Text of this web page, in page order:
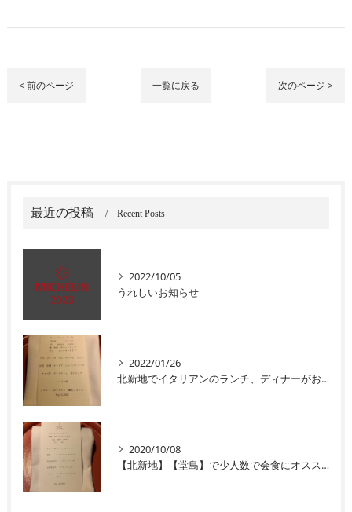
< 前のページ 一覧に戻る 次のページ >
最近の投稿 Recent Posts
2022/10/05
うれしいお知らせ
2022/01/26
北新地でイタリアンのランチ、ディナーがおすすめユニコ
2020/10/08
【北新地】【堂島】で少人数で会食にオススメなイタリアン